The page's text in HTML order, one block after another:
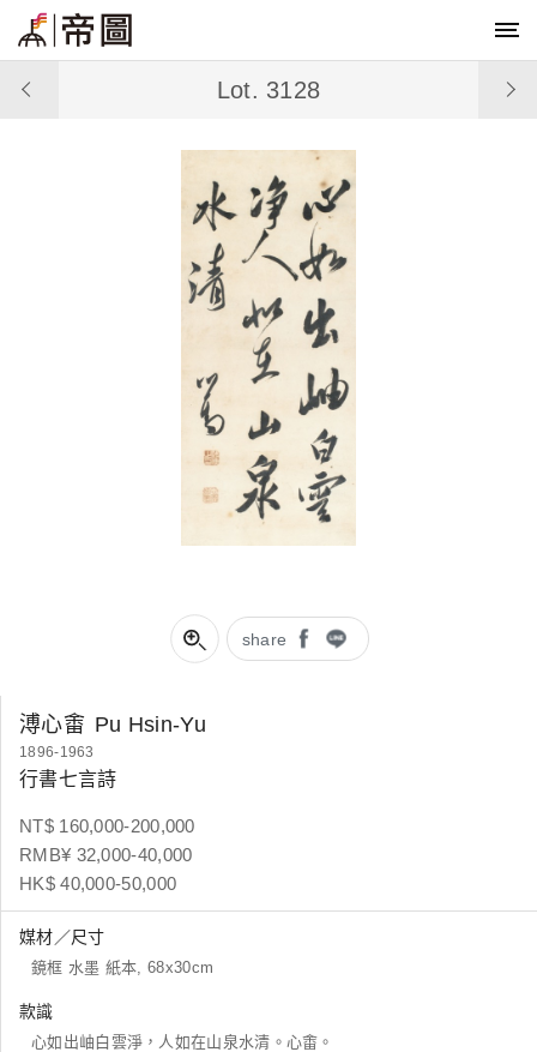
share
Lot. 3128
溥心畬 Pu Hsin-Yu
1896-1963
行書七言詩
NT$ 160,000-200,000
RMB¥ 32,000-40,000
HK$ 40,000-50,000
媒材／尺寸
鏡框 水墨 紙本, 68x30cm
款識
心如出岫白雲淨，人如在山泉水清。心畬。